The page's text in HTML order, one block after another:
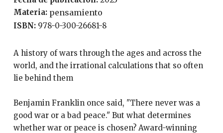
Materia: pensamiento
ISBN: 978-0-300-26681-8
A history of wars through the ages and across the
world, and the irrational calculations that so often
lie behind them
Benjamin Franklin once said, "There never was a
good war or a bad peace." But what determines
whether war or peace is chosen? Award-winning